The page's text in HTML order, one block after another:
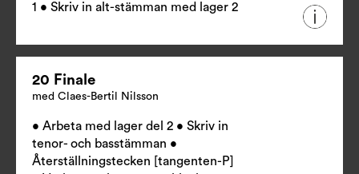
1 • Skriv in alt-stämman med lager 2
20 Finale
med Claes-Bertil Nilsson
• Arbeta med lager del 2 • Skriv in
tenor- och basstämman •
Återställningstecken [tangenten-P]